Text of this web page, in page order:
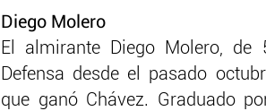
Diego Molero
El almirante Diego Molero,
Defensa desde el pasado
que ganó Chávez. Graduado